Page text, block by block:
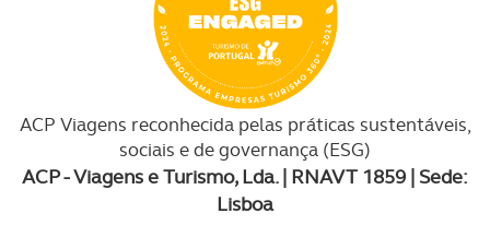
ACP Viagens reconhecida pelas práticas sustentáveis,
sociais e de governança (ESG)
ACP - Viagens e Turismo, Lda. | RNAVT 1859 | Sede:
Lisboa